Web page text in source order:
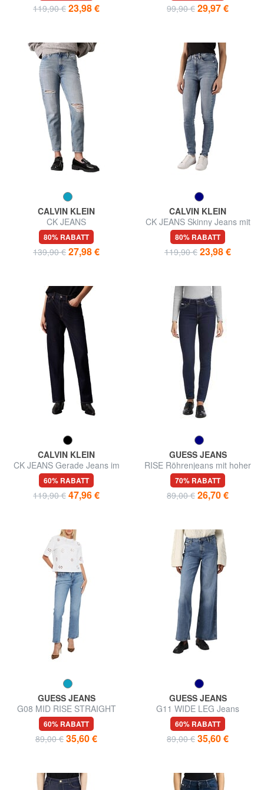
119,90 € 23,98 € 99,90 € 29,97 €
CALVIN KLEIN
CK JEANS
80% RABATT
139,90 € 27,98 €
CALVIN KLEIN
CK JEANS Skinny Jeans mit
hoher Taille
80% RABATT
119,90 € 23,98 €
CALVIN KLEIN
CK JEANS Gerade Jeans im
Stil der 90er
60% RABATT
119,90 € 47,96 €
GUESS JEANS
RISE Röhrenjeans mit hoher
Taille
70% RABATT
89,00 € 26,70 €
GUESS JEANS
G08 MID RISE STRAIGHT
Jeans
60% RABATT
89,00 € 35,60 €
GUESS JEANS
G11 WIDE LEG Jeans
60% RABATT
89,00 € 35,60 €